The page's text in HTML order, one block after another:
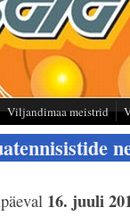
Viljandimaa meistrid
16. juuli